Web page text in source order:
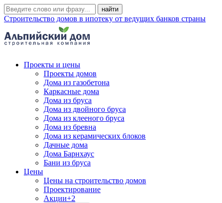
Строительство домов в ипотеку от ведущих банков страны
Проекты и цены
Проекты домов
Дома из газобетона
Каркасные дома
Дома из бруса
Дома из двойного бруса
Дома из клееного бруса
Дома из бревна
Дома из керамических блоков
Дачные дома
Дома Барнхаус
Бани из бруса
Цены
Цены на строительство домов
Проектирование
Акции+2